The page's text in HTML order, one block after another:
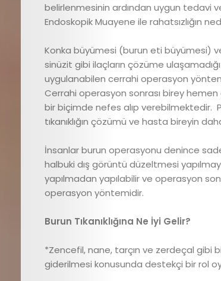
Search
belirlenmesinin ardından uygun tedavi
Endoskopik Muayene ile rahatsızlığın
Konka büyümesi (burun eti büyümesi)
sinüzit gibi ilaçların çözüme
uygulanabilen cerrahi operasyon
Cerrahi operasyon sonrası birey hemen
bir biçimde nefes alıp verebilmektedir.
tıkanıklığın çözümü ve hasta bireyin
İnsanlar burun operasyonu denince
halbuki dış görüntü düzeltmesi
yapılmadan yapılabilir ve operasyon
operasyon yöntemidir.
Burun Tıkanıklığına Ne İyi Gelir?
*Zencefil, nane, tarçın ve zerdeçal gibi
giderilmesi konusunda destekçi bir rol